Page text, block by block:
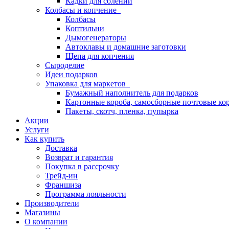
Колбасы и копчение
Колбасы
Коптильни
Дымогенераторы
Автоклавы и домашние заготовки
Щепа для копчения
Сыроделие
Идеи подарков
Упаковка для маркетов
Бумажный наполнитель для подарков
Картонные короба, самосборные почтовые
Пакеты, скотч, пленка, пупырка
Акции
Услуги
Как купить
Доставка
Возврат и гарантия
Покупка в рассрочку
Трейд-ин
Франшиза
Программа лояльности
Производители
Магазины
О компании